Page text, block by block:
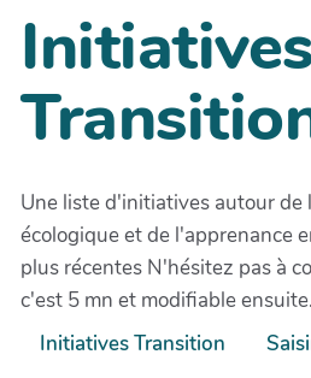
Initiatives
Une liste d'initiatives autour de
écologique et de l'apprenance
plus récentes N'hésitez pas à
c'est 5 mn et modifiable ensuite.
Initiatives Transition